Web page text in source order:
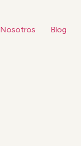
Nosotros Blog